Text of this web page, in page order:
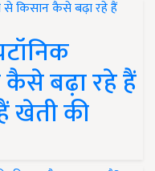
कैसे बढ़ा रहे हैं
खेती की